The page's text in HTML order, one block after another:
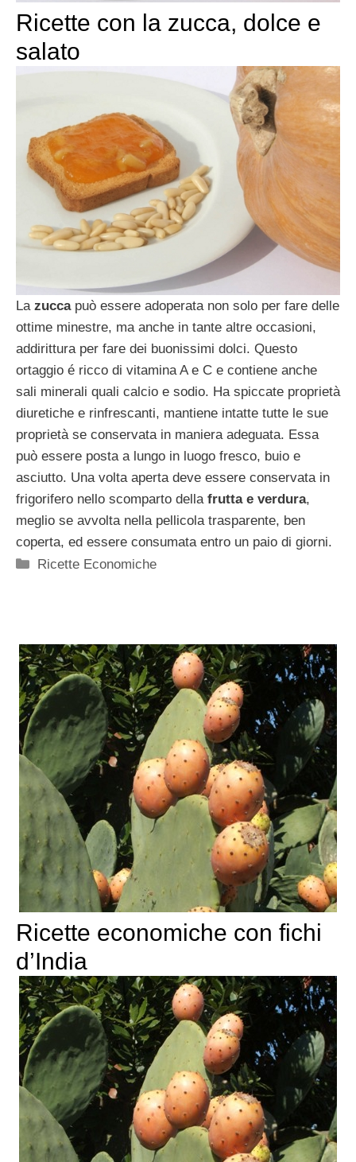
Ricette con la zucca, dolce e
salato
La zuccapuò essere adoperata non solo per fare delle
ottime minestre, ma anche in tante altre occasioni,
addirittura per fare dei buonissimi dolci. Questo
ortaggio é ricco di vitamina A e C e contiene anche
sali minerali quali calcio e sodio. Ha spiccate proprietà
diuretiche e rinfrescanti, mantiene intatte tutte le sue
proprietà se conservata in maniera adeguata. Essa
può essere posta a lungo in luogo fresco, buio e
asciutto. Una volta aperta deve essere conservata in
frigorifero nello scomparto della frutta e verdura,
meglio se avvolta nella pellicola trasparente, ben
coperta, ed essere consumata entro un paio di giorni.
Categorie
Ricette Economiche
Ricette economiche con fichi
d’India